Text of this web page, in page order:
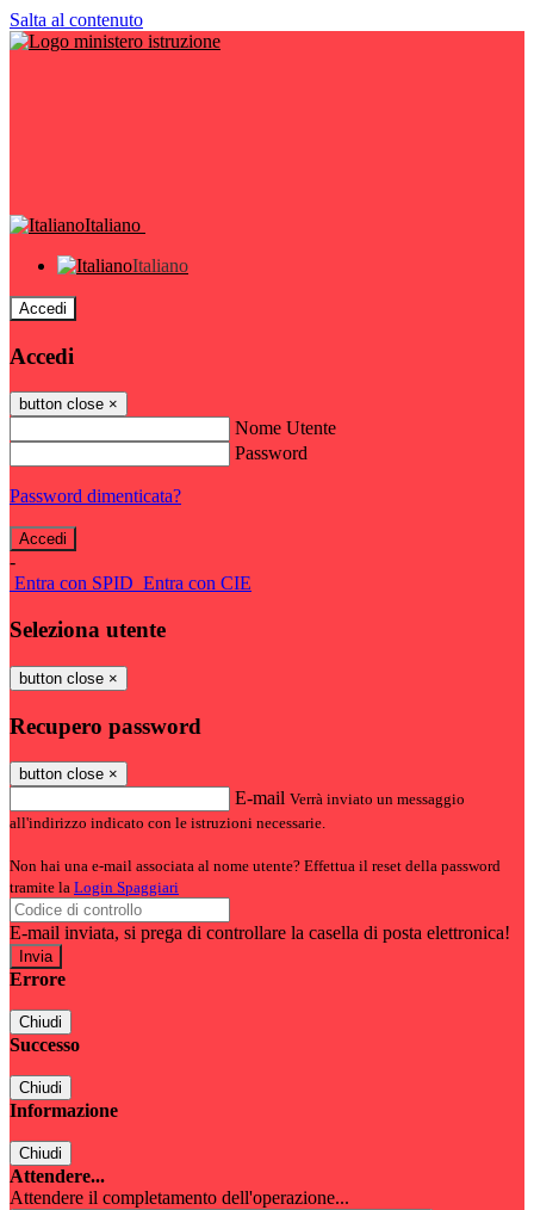
Salta al contenuto
Italiano
Italiano
Accedi
Accedi
button close ×
Nome Utente
Password
Password dimenticata?
-
Entra con SPID Entra con CIE
Seleziona utente
button close ×
Recupero password
button close ×
E-mail Verrà inviato un messaggio
all'indirizzo indicato con le istruzioni necessarie.
Non hai una e-mail associata al nome utente? Effettua il reset della password
tramite la Login Spaggiari
E-mail inviata, si prega di controllare la casella di posta elettronica!
Errore
Chiudi
Successo
Chiudi
Informazione
Chiudi
Attendere...
Attendere il completamento dell'operazione...